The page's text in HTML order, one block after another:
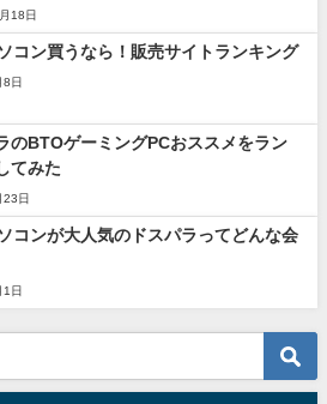
18日
コン買うなら！販売サイトランキング
8日
のBTOゲーミングPCおススメをラン
てみた
23日
コンが大人気のドスパラってどんな会
1日